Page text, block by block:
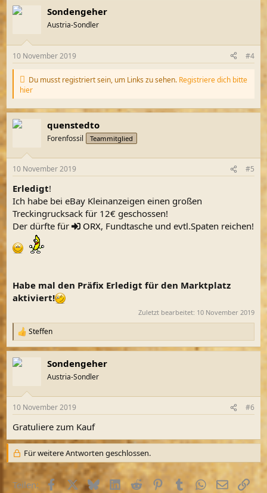
Sondengeher
Austria-Sondler
10 November 2019 #4
Du musst registriert sein, um Links zu sehen. Registriere dich bitte
hier
quenstedto
Forenfossil Teammitglied
10 November 2019 #5
Erledigt!
Ich habe bei eBay Kleinanzeigen einen großen
Treckingrucksack für 12€ geschossen!
Der dürfte für
ORX, Fundtasche und evtl.Spaten reichen!
Habe mal den Präfix Erledigt für den Marktplatz
aktiviert!
Zuletzt bearbeitet: 10 November 2019
R
e
a
k
e
:
Steffen
Sondengeher
Austria-Sondler
10 November 2019 #6
Gratuliere zum Kauf
Für weitere Antworten geschlossen.
Teilen: FacebookX (Twitter)
BlueskyLinkedInReddit PinterestTumblrWhatsApp
E-MailLink